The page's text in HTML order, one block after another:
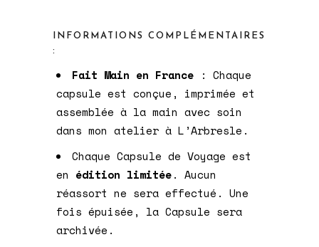
INFORMATIONS COMPLÉMENTAIRES
:
Fait Main en France : Chaque
capsule est conçue, imprimée et
assemblée à la main avec soin
dans mon atelier à L’Arbresle.
Chaque Capsule de Voyage est
en édition limitée. Aucun
réassort ne sera effectué. Une
fois épuisée, la Capsule sera
archivée.